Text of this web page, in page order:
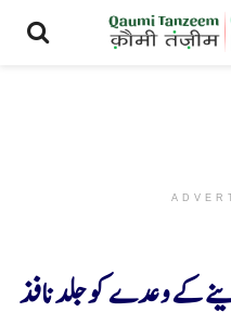
کے وعدے کو جلد نافذ